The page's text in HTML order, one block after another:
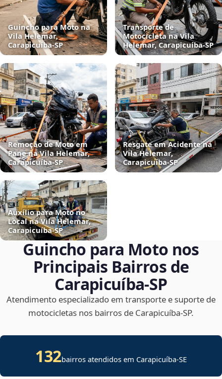
Guincho para Moto na
Vila Helemar,
Carapicuíba‑SP
Transporte de
Motocicleta na Vila
Helemar, Carapicuíba‑SP
Remoção de Moto em
Pane na Vila Helemar,
Carapicuíba‑SP
Resgate em Acidente na
Vila Helemar,
Carapicuíba‑SP
Auxílio para Moto no
Local na Vila Helemar,
Carapicuíba‑SP
Guincho para Moto nos
Principais Bairros de
Carapicuíba‑SP
Atendimento especializado em transporte e suporte de
motocicletas nos bairros de Carapicuíba‑SP.
132bairros atendidos em Carapicuíba-SE